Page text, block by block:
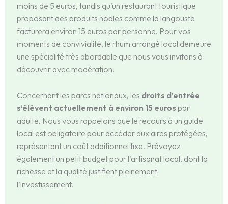
moins de 5 euros, tandis qu’un restaurant touristique
proposant des produits nobles comme la langouste
facturera environ 15 euros par personne. Pour vos
moments de convivialité, le rhum arrangé local demeure
une spécialité très abordable que nous vous invitons à
découvrir avec modération.
Concernant les parcs nationaux, les droits d’entrée
s’élèvent actuellement à environ 15 euros par
adulte. Nous vous rappelons que le recours à un guide
local est obligatoire pour accéder aux aires protégées,
représentant un coût additionnel fixe. Prévoyez
également un petit budget pour l’artisanat local, dont la
richesse et la qualité justifient pleinement
l’investissement.